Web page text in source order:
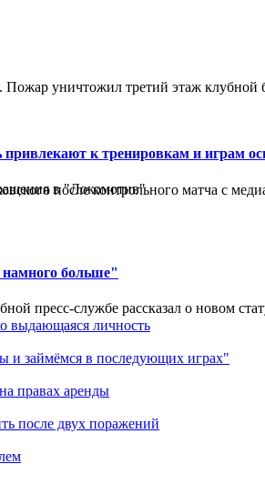
уничтожил третий этаж клубной
к тренировкам и играм
после контрольного матча с
больше"
пресс-службе рассказал о новом
в "Локомотив"
выдающаяся личность
и займёмся в последующих играх"
правах аренды
после двух поражений